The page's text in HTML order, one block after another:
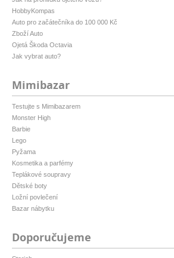
HobbyKompas
Auto pro začátečníka do 100 000 Kč
Zboží Auto
Ojetá Škoda Octavia
Jak vybrat auto?
Mimibazar
Testujte s Mimibazarem
Monster High
Barbie
Lego
Pyžama
Kosmetika a parfémy
Teplákové soupravy
Dětské boty
Ložní povlečení
Bazar nábytku
Doporučujeme